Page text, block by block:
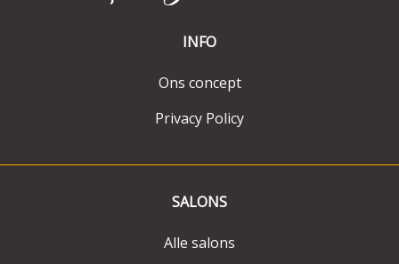
INFO
Ons concept
Privacy Policy
SALONS
Alle salons